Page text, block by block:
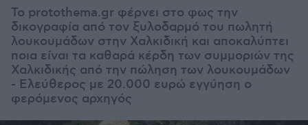
Το protothema.gr φέρνει στο φως την
δικογραφία από τον ξυλοδαρμό του πωλητή
λουκουμάδων στην Χαλκιδική και αποκαλύπτει
ποια είναι τα καθαρά κέρδη των συμμοριών της
Χαλκιδικής από την πώληση των λουκουμάδων
- Ελεύθερος με 20.000 ευρώ εγγύηση ο
φερόμενος αρχηγός